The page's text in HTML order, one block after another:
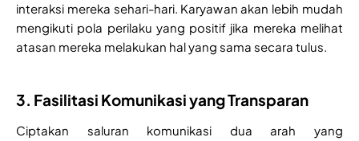
interaksi mereka sehari-hari. Karyawan akan lebih mudah
mengikuti pola perilaku yang positif jika mereka melihat
atasan mereka melakukan hal yang sama secara tulus.
3. Fasilitasi Komunikasi yang Transparan
Ciptakan saluran komunikasi dua arah yang